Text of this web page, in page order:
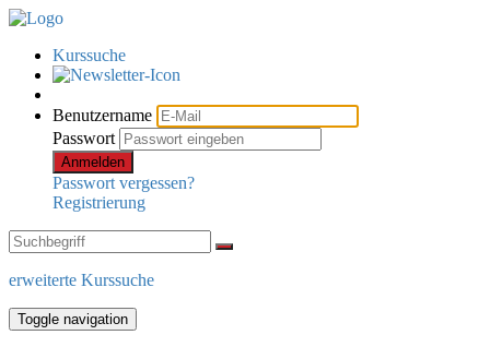
Kurssuche
Benutzername
Passwort
Anmelden
Passwort vergessen?
Registrierung
erweiterte Kurssuche
Toggle navigation